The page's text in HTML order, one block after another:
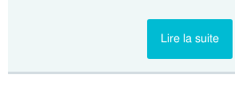
Lire la suite